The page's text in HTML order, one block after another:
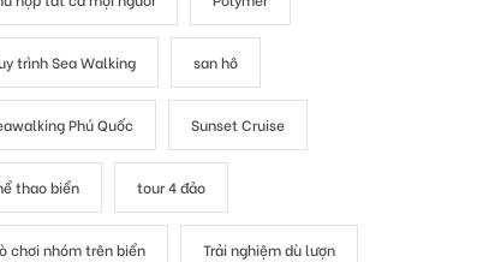
trình Sea Walking san hô
Phú Quốc Sunset Cruise
thao biển tour 4 đảo
chơi nhóm trên biển Trải nghiệm dù lượn